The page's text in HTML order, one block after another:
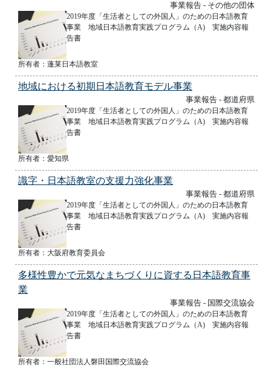
事業報告 - その他の団体
2019年度「生活者としての外国人」のための日本語教育
事業 地域日本語教育実践プログラム（A) 実施内容報
告書
所有者：蓬莱日本語教室
地域における初期日本語教育モデル事業
事業報告 - 都道府県
2019年度「生活者としての外国人」のための日本語教育
事業 地域日本語教育実践プログラム（A) 実施内容報
告書
所有者：愛知県
識字・日本語教室の支援力強化事業
事業報告 - 都道府県
2019年度「生活者としての外国人」のための日本語教育
事業 地域日本語教育実践プログラム（A) 実施内容報
告書
所有者：大阪府教育委員会
多様性豊かで元気なまちづくりに資する日本語教育事
業
事業報告 - 国際交流協会
2019年度「生活者としての外国人」のための日本語教育
事業 地域日本語教育実践プログラム（A) 実施内容報
告書
所有者：一般社団法人磐田国際交流協会